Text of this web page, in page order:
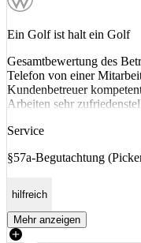
Ein Golf ist halt ein Golf
Gesamtbewertung des
Telefon von einer
Kundenbetreuer
Arbeiten sehr
Service
§57a-Begutachtung
hilfreich
Mehr anzeigen